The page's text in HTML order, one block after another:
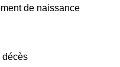
de naissance
décès